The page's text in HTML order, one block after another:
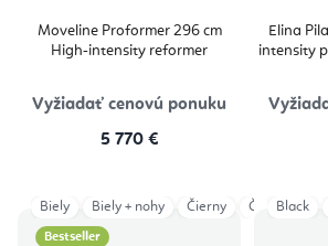
Moveline Proformer 296 cm
High‑intensity reformer
Vyžiadať cenovú ponuku
5 770 €
Elina
intensity
Bestseller
Biely Biely + nohy Čierny Čierny + nohy
Black